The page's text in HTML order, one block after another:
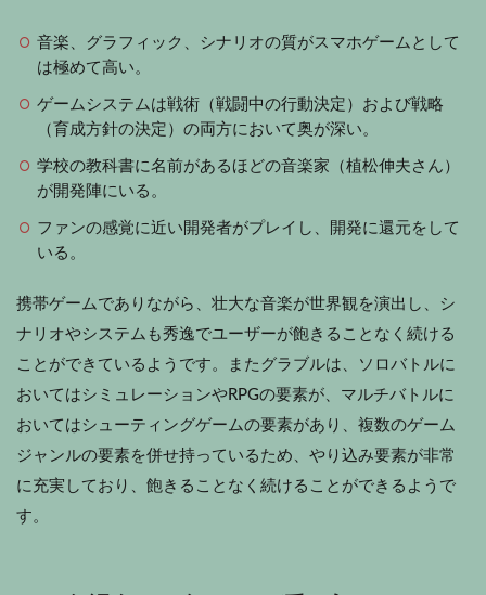
音楽、グラフィック、シナリオの質がスマホゲームとして
は極めて高い。
ゲームシステムは戦術（戦闘中の行動決定）および戦略
（育成方針の決定）の両方において奥が深い。
学校の教科書に名前があるほどの音楽家（植松伸夫さん）
が開発陣にいる。
ファンの感覚に近い開発者がプレイし、開発に還元をして
いる。
携帯ゲームでありながら、壮大な音楽が世界観を演出し、シ
ナリオやシステムも秀逸でユーザーが飽きることなく続ける
ことができているようです。またグラブルは、ソロバトルに
おいてはシミュレーションやRPGの要素が、マルチバトルに
おいてはシューティングゲームの要素があり、複数のゲーム
ジャンルの要素を併せ持っているため、やり込み要素が非常
に充実しており、飽きることなく続けることができるようで
す。